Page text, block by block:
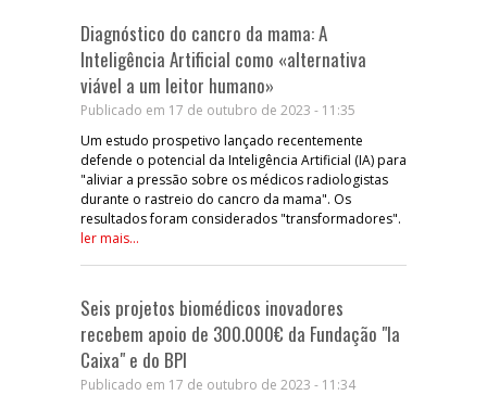
Diagnóstico do cancro da mama: A
Inteligência Artificial como «alternativa
viável a um leitor humano»
Publicado em 17 de outubro de 2023 - 11:35
Um estudo prospetivo lançado recentemente
defende o potencial da Inteligência Artificial (IA) para
"aliviar a pressão sobre os médicos radiologistas
durante o rastreio do cancro da mama". Os
resultados foram considerados "transformadores".
ler mais...
Seis projetos biomédicos inovadores
recebem apoio de 300.000€ da Fundação "la
Caixa" e do BPI
Publicado em 17 de outubro de 2023 - 11:34